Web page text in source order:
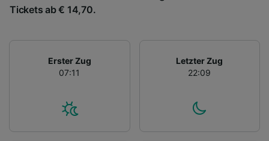
Tickets ab € 14,70.
Erster Zug
07:11
Letzter Zug
22:09